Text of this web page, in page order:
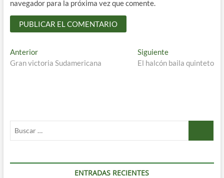
navegador para la próxima vez que comente.
Navegación
de
AnteriorEntrada
anterior:
Gran victoria Sudamericana
SiguienteEntrada
siguiente:
El halcón baila quinteto
ENTRADAS RECIENTES